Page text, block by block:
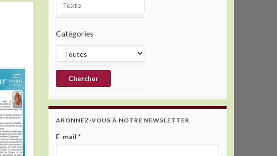
Catégories
ABONNEZ-VOUS À NOTRE NEWSLETTER
E-mail *